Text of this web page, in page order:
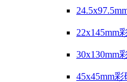
22x145mm
30x130mm
45x45mm彩